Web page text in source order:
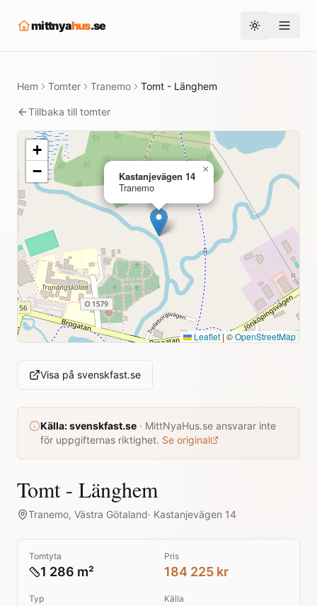
mittnyahus.se Toggle theme
Hem Tomter Tranemo Tomt - Länghem
Tillbaka till tomter
Kastanjevägen 14
Tranemo
×
+
−
Leaflet|©OpenStreetMap
Visa på svenskfast.se
Källa:svenskfast.se · MittNyaHus.se ansvarar inte
för uppgifternas riktighet. Se original
Tomt - Länghem
Tranemo, Västra Götaland· Kastanjevägen 14
Tomtyta
1 286 m²
Pris
184 225 kr
Typ Källa